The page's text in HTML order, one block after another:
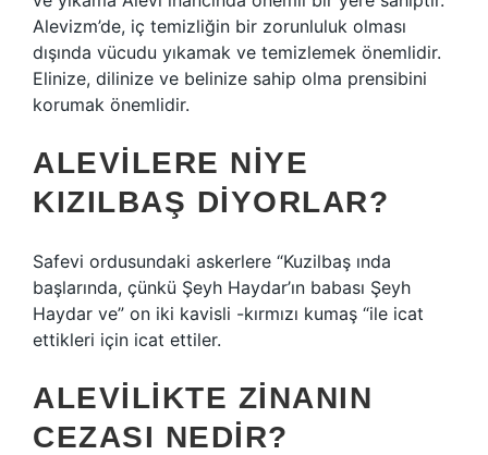
Alevizm’de, iç temizliğin bir zorunluluk olması
dışında vücudu yıkamak ve temizlemek önemlidir.
Elinize, dilinize ve belinize sahip olma prensibini
korumak önemlidir.
ALEVILERE NIYE
KIZILBAŞ DIYORLAR?
Safevi ordusundaki askerlere “Kuzilbaş ında
başlarında, çünkü Şeyh Haydar’ın babası Şeyh
Haydar ve” on iki kavisli -kırmızı kumaş “ile icat
ettikleri için icat ettiler.
ALEVILIKTE ZINANIN
CEZASI NEDIR?